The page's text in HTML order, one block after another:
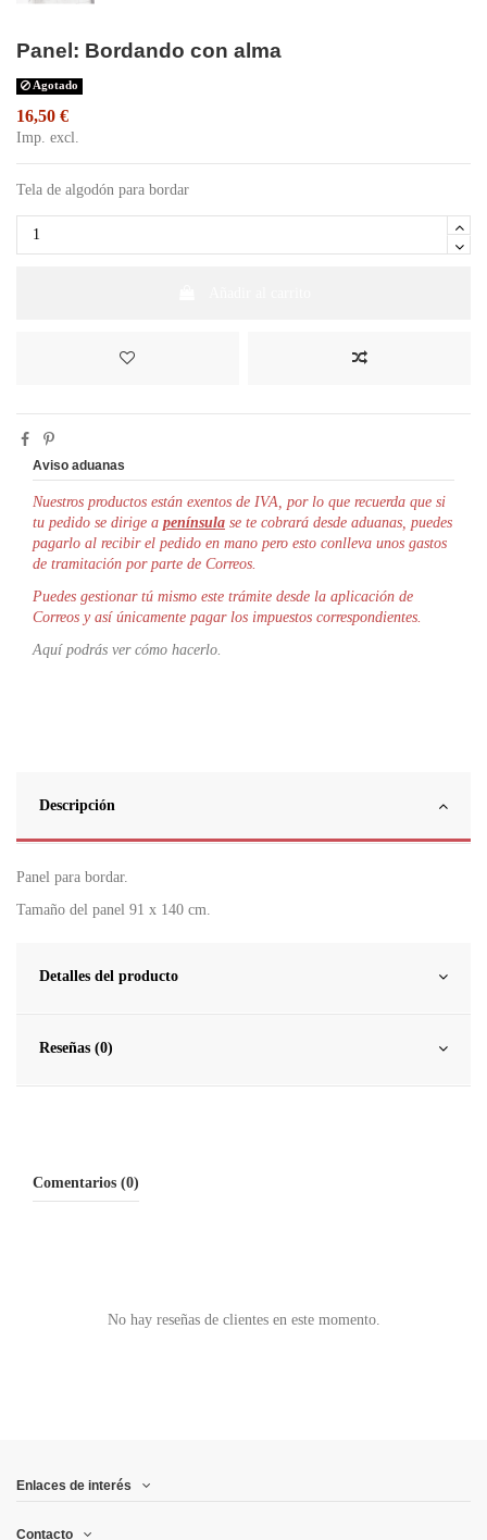
Panel: Bordando con alma
Agotado
16,50 €
Imp. excl.
Tela de algodón para bordar
Aviso aduanas
Nuestros productos están exentos de IVA, por lo que recuerda que si
tu pedido se dirige a península se te cobrará desde aduanas, puedes
pagarlo al recibir el pedido en mano pero esto conlleva unos gastos
de tramitación por parte de Correos.
Puedes gestionar tú mismo este trámite desde la aplicación de
Correos y así únicamente pagar los impuestos correspondientes.
Aquí podrás ver cómo hacerlo.
Descripción
Panel para bordar.
Tamaño del panel 91 x 140 cm.
Detalles del producto
Reseñas (0)
Comentarios (0)
No hay reseñas de clientes en este momento.
Enlaces de interés
Contacto